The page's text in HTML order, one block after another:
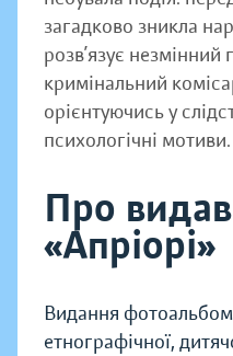
загадково зникла
розв’язує
кримінальний
орієнтуючись у
психологічні мотиви.
Про
«Апріорі»
Видання
етнографічної,